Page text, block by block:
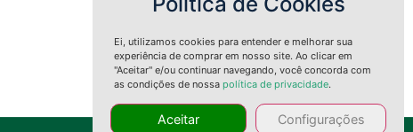
Ei, utilizamos cookies para entender e melhorar sua
experiência de comprar em nosso site. Ao clicar em
"Aceitar" e/ou continuar navegando, você concorda com
as condições de nossa política de privacidade.
Aceitar Configurações